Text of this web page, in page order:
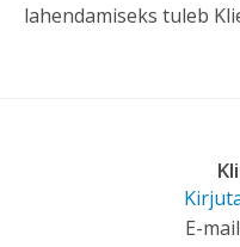
lahendamiseks tuleb
E-